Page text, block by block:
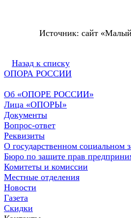
Источник: сайт
Назад к списку
ОПОРА РОССИИ
Об «ОПОРЕ РОССИИ»
Лица «ОПОРЫ»
Документы
Вопрос-ответ
Реквизиты
О государственном социальном
Бюро по защите прав
Комитеты и комиссии
Местные отделения
Новости
Газета
Скидки